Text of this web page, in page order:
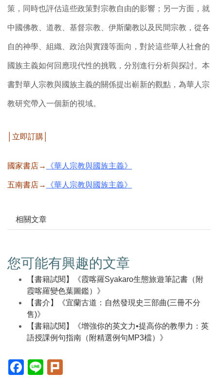
策，同時也評估這些政策對宗教自由的影響；另一方面，就
中國佛教、道教、基督宗教、伊斯蘭教以及民間宗教，從各
自的神學、組織、政治與實踐等面向，對於這些華人社會的
國族主義如何回應現代性的挑戰，分別進行分析與探討。本
書對華人宗教與國族主義的關係提出嶄新的觀點，為華人宗
教研究帶入一個新的視域。
│立即訂購│
國家書店→ 《華人宗教與國族主義》
五南書店→ 《華人宗教與國族主義》
相關文章
您可能有興趣的文章
【書籍試閱】《霞喀羅Syakaro生態旅遊筆記書（附
霞喀羅變色葉圖鑑）》
【書介】《宜蘭古道：自然發現史三部曲(三冊不分
售)》
【書籍試閱】《增強你的英文力•提高你的教學力：英
語授課例句指南（附精選例句MP3檔）》
Facebook(另
開
Line(另
開